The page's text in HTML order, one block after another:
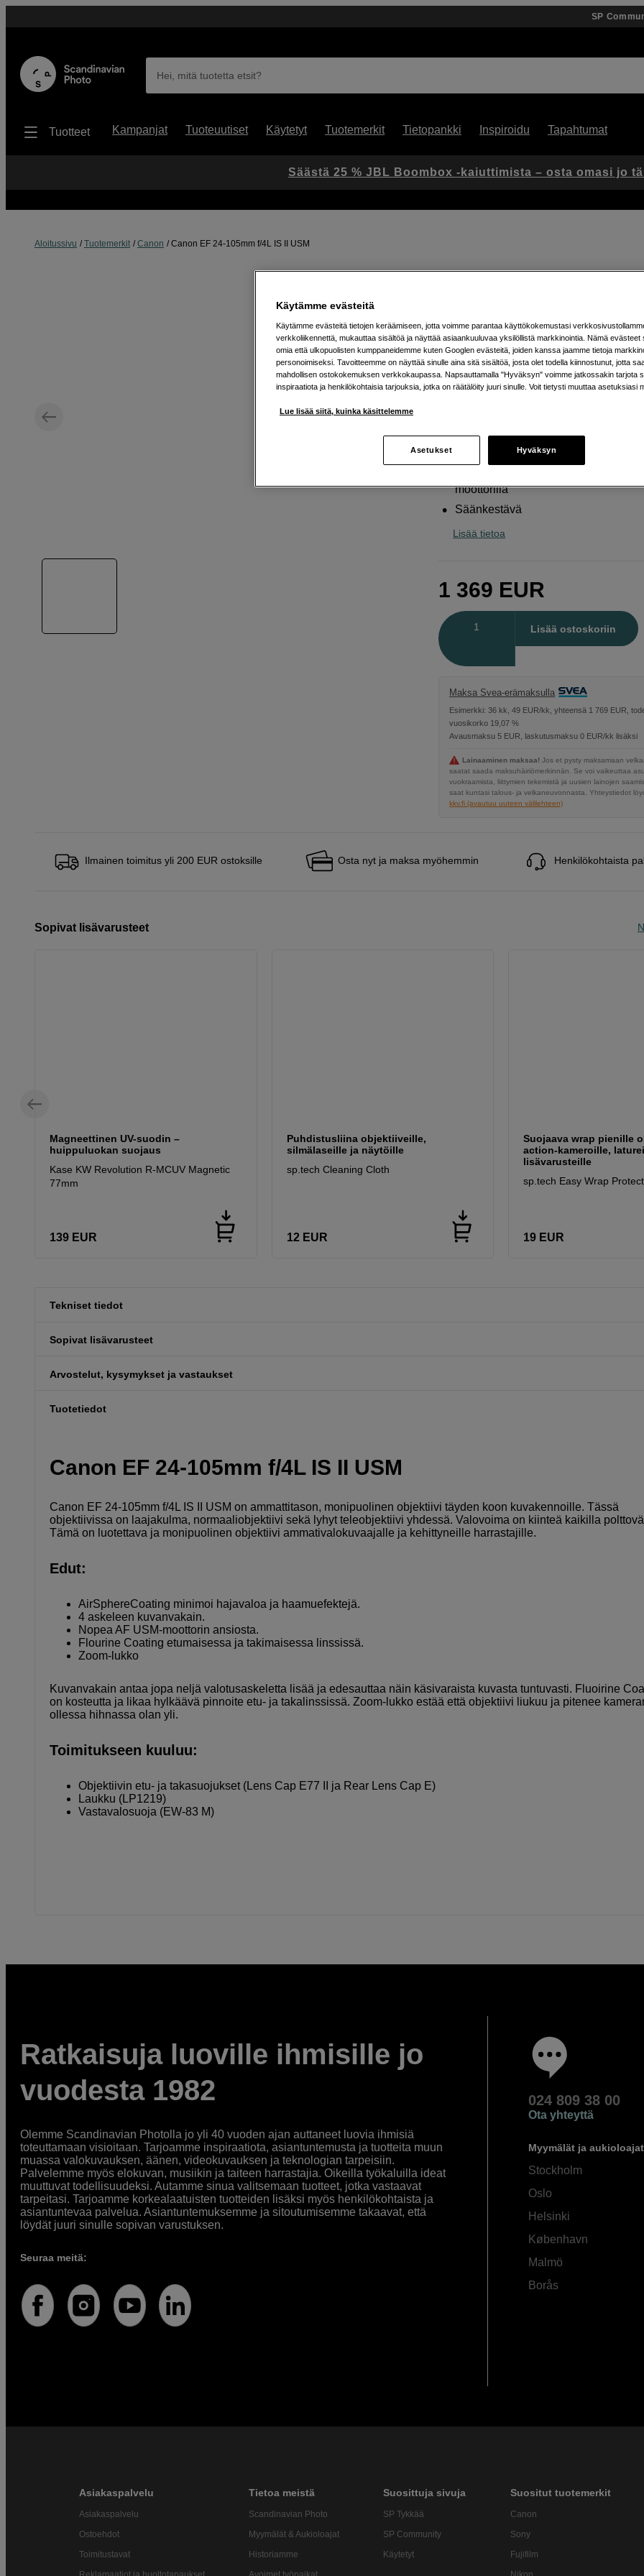
SP
Hei, mitä tuotetta etsit?
Tuotteet Kampanjat Tuoteuutiset Käytetyt Tuotemerkit Tietopankki Inspiroidu Tapahtumat
Aloitussivu Tuotemerkit Canon Canon EF 24-105mm f/4L IS II USM
Canon EF 24-105mm f/4L IS II USM
Verkkokauppa:Arvioitu toimitusaika
arkipäivää tilauksesta
Jatkuva f/4-aukko koko polttovälillä
moottorilla
Säänkestävä
Lisää tietoa
1 369 EUR
Lisää ostoskoriin
Maksa Svea-erämaksulla
Esimerkki: 36 kk, 49 EUR/kk, yhteensä 1 769 EUR,
vuosikorko 19,07 %
Avausmaksu 5 EUR, laskutusmaksu 0 EUR/kk lisäksi
Lainaaminen maksaa! Jos et pysty maksamaan
saatat saada maksuhäiriömerkinnän. Se voi vaikeuttaa
vuokraamista, liittymien tekemistä ja uusien lainojen
saat kuntasi talous- ja velkaneuvonnasta. Yhteystiedot
kkv.fi (avautuu uuteen välilehteen)
Ilmainen toimitus yli 200 EUR ostoksille Osta nyt ja maksa myöhemmin Henkilökohtaista
Sopivat lisävarusteet
Magneettinen UV-suodin –
huippuluokan suojaus
Kase KW Revolution R-MCUV Magnetic
77mm
139 EUR
Puhdistusliina objektiiveille,
silmälaseille ja näytöille
sp.tech Cleaning Cloth
12 EUR
Suojaava wrap pienille
action-kameroille,
lisävarusteille
sp.tech Easy Wrap
19 EUR
Tekniset tiedot
Sopivat lisävarusteet
Arvostelut, kysymykset ja vastaukset
Tuotetiedot
Canon EF 24-105mm f/4L IS II USM
Canon EF 24-105mm f/4L IS II USM on ammattitason, monipuolinen objektiivi täyden koon kuvakennoille. Tässä
objektiivissa on laajakulma, normaaliobjektiivi sekä lyhyt teleobjektiivi yhdessä. Valovoima on kiinteä kaikilla
Tämä on luotettava ja monipuolinen objektiivi ammativalokuvaajalle ja kehittyneille harrastajille.
Edut:
AirSphereCoating minimoi hajavaloa ja haamuefektejä.
4 askeleen kuvanvakain.
Nopea AF USM-moottorin ansiosta.
Flourine Coating etumaisessa ja takimaisessa linssissä.
Zoom-lukko
Kuvanvakain antaa jopa neljä valotusaskeletta lisää ja edesauttaa näin käsivaraista kuvasta tuntuvasti. Fluoirine
on kosteutta ja likaa hylkäävä pinnoite etu- ja takalinssissä. Zoom-lukko estää että objektiivi liukuu ja pitenee
ollessa hihnassa olan yli.
Toimitukseen kuuluu:
Objektiivin etu- ja takasuojukset (Lens Cap E77 II ja Rear Lens Cap E)
Laukku (LP1219)
Vastavalosuoja (EW-83 M)
Ratkaisuja luoville ihmisille jo
vuodesta 1982
Olemme Scandinavian Photolla jo yli 40 vuoden ajan auttaneet luovia ihmisiä
toteuttamaan visioitaan. Tarjoamme inspiraatiota, asiantuntemusta ja tuotteita muun
muassa valokuvauksen, äänen, videokuvauksen ja teknologian tarpeisiin.
Palvelemme myös elokuvan, musiikin ja taiteen harrastajia. Oikeilla työkaluilla ideat
muuttuvat todellisuudeksi. Autamme sinua valitsemaan tuotteet, jotka vastaavat
tarpeitasi. Tarjoamme korkealaatuisten tuotteiden lisäksi myös henkilökohtaista ja
asiantuntevaa palvelua. Asiantuntemuksemme ja sitoutumisemme takaavat, että
löydät juuri sinulle sopivan varustuksen.
Seuraa meitä:
024 809 38 00
Ota yhteyttä
Myymälät ja aukioloajat
Stockholm
Oslo
Helsinki
København
Malmö
Borås
Asiakaspalvelu
Asiakaspalvelu
Ostoehdot
Toimitustavat
Tietoa meistä
Scandinavian Photo
Myymälät & Aukioloajat
Historiamme
Suosittuja sivuja
SP Tykkää
SP Community
Käytetyt
Suositut tuotemerkit
Canon
Sony
Fujifilm
Säästä 25 % JBL Boombox -kaiuttimista – osta omasi jo
Käytämme evästeitä
Käytämme evästeitä tietojen keräämiseen, jotta voimme parantaa käyttökokemustasi
verkkoliikennettä, mukauttaa sisältöä ja näyttää asiaankuuluvaa yksilöllistä markkinointia. Nämä evästeet
omia että ulkopuolisten kumppaneidemme kuten Googlen evästeitä, joiden kanssa jaamme tietoja
personoimiseksi. Tavoitteemme on näyttää sinulle aina sitä sisältöä, josta olet todella kiinnostunut, jotta
mahdollisen ostokokemuksen verkkokaupassa. Napsauttamalla "Hyväksyn" voimme jatkossakin tarjota
inspiraatiota ja henkilökohtaisia tarjouksia, jotka on räätälöity juuri sinulle. Voit tietysti muuttaa asetuksiasi
Lue lisää siitä, kuinka käsittelemme
Asetukset Hyväksyn